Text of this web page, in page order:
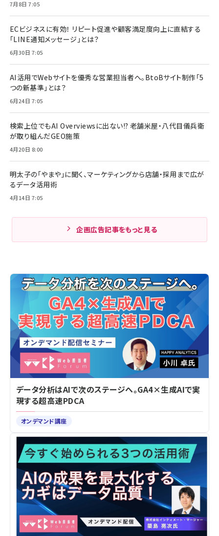
7月8日 7:05
ECビジネスに有効！ リピート促進や顧客満足度向上に直結する
「LINE通知メッセージ」とは？
6月30日 7:05
AI活用でWebサイトを優秀な営業担当者へ。BtoBサイト制作「5
つの新基準」とは？
6月24日 7:05
検索上位でもAI Overviewsに出ない!? 老舗米屋・八代目儀兵衛
が取り組んだGEO施策
4月20日 8:00
明太子の「やまや」に聞く、マーケティングから店舗・採用まで広が
るデータ活用術
4月14日 7:05
企画広告記事をもっと見る
データ分析はAIで次のステージへ。GA4×生成AIで実
現する超高速PDCA
オンデマンド講座